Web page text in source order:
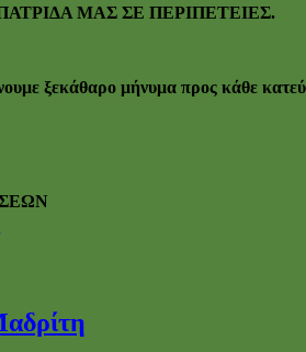
ΜΑΣ ΣΕ ΠΕΡΙΠΕΤΕΙΕΣ.
ξεκάθαρο μήνυμα προς κάθε